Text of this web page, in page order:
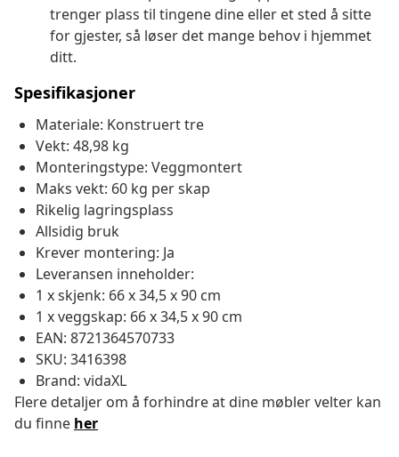
trenger plass til tingene dine eller et sted å sitte
for gjester, så løser det mange behov i hjemmet
ditt.
Spesifikasjoner
Materiale: Konstruert tre
Vekt: 48,98 kg
Monteringstype: Veggmontert
Maks vekt: 60 kg per skap
Rikelig lagringsplass
Allsidig bruk
Krever montering: Ja
Leveransen inneholder:
1 x skjenk: 66 x 34,5 x 90 cm
1 x veggskap: 66 x 34,5 x 90 cm
EAN: 8721364570733
SKU: 3416398
Brand: vidaXL
Flere detaljer om å forhindre at dine møbler velter kan
du finne her